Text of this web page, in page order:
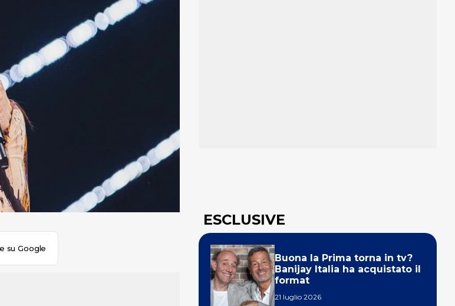
su Google
ESCLUSIVE
Buona la Prima torna in tv?
Banijay Italia ha acquistato il
format
21 luglio 2026